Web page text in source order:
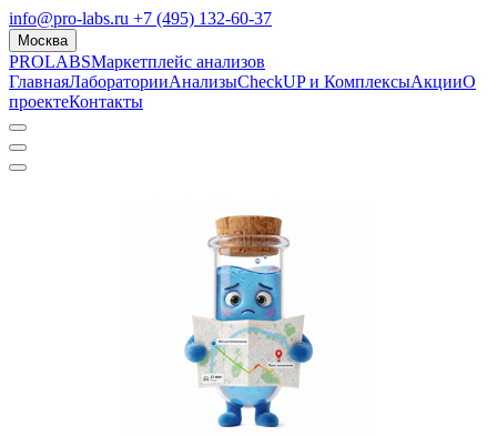
info@pro-labs.ru +7 (495) 132-60-37
Москва
PROLABSМаркетплейс анализов
ГлавнаяЛабораторииАнализыCheckUP и КомплексыАкцииО
проектеКонтакты